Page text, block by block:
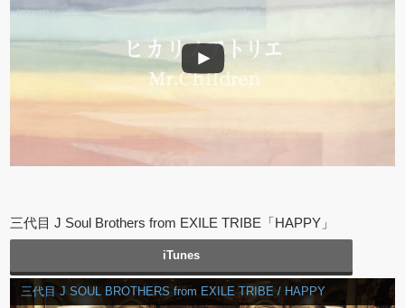
三代目 J Soul Brothers from EXILE TRIBE「HAPPY」
iTunes
三代目 J SOUL BROTHERS from EXILE TRIBE / HAPPY